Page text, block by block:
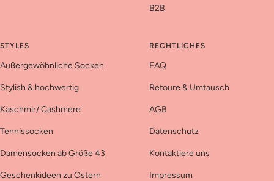
B2B
STYLES
Außergewöhnliche Socken
Stylish & hochwertig
Kaschmir/ Cashmere
Tennissocken
Damensocken ab Größe 43
Geschenkideen zu Ostern
RECHTLICHES
FAQ
Retoure & Umtausch
AGB
Datenschutz
Kontaktiere uns
Impressum